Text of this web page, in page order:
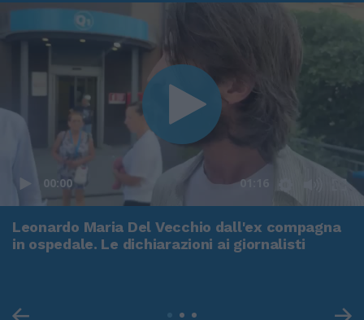
00:00 01:16
Leonardo Maria Del Vecchio dall'ex compagna
in ospedale. Le dichiarazioni ai giornalisti